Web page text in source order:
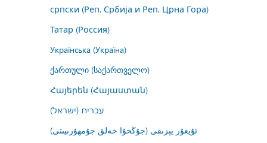
српски (Реп. Србија и Реп. Црна Гора)
Татар (Россия)
Українська (Україна)
ქართული (საქართველო)
Հայերեն (Հայաստան)
עברית (ישראל)
ئۇيغۇر يېزىقى (جۇڭخۇا خەلق جۇمھۇرىيىتى)